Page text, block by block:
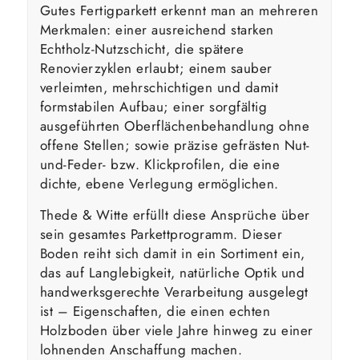
Gutes Fertigparkett erkennt man an mehreren
Merkmalen: einer ausreichend starken
Echtholz-Nutzschicht, die spätere
Renovierzyklen erlaubt; einem sauber
verleimten, mehrschichtigen und damit
formstabilen Aufbau; einer sorgfältig
ausgeführten Oberflächenbehandlung ohne
offene Stellen; sowie präzise gefrästen Nut-
und-Feder- bzw. Klickprofilen, die eine
dichte, ebene Verlegung ermöglichen.
Thede & Witte erfüllt diese Ansprüche über
sein gesamtes Parkettprogramm. Dieser
Boden reiht sich damit in ein Sortiment ein,
das auf Langlebigkeit, natürliche Optik und
handwerksgerechte Verarbeitung ausgelegt
ist – Eigenschaften, die einen echten
Holzboden über viele Jahre hinweg zu einer
lohnenden Anschaffung machen.